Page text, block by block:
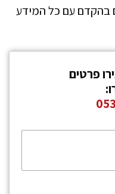
בהקדם עם כל המידע
פרטים